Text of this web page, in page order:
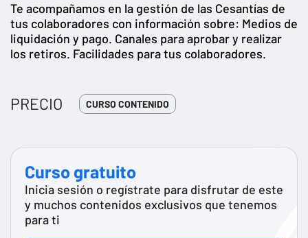
Te acompañamos en la gestión de las Cesantías de
tus colaboradores con información sobre: Medios de
liquidación y pago. Canales para aprobar y realizar
los retiros. Facilidades para tus colaboradores.
PRECIO CURSO CONTENIDO
Curso gratuito
Inicia sesión o regístrate para disfrutar de este
y muchos contenidos exclusivos que tenemos
para ti